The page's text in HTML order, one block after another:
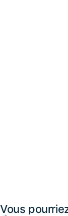
Vous